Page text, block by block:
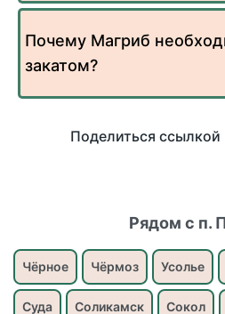
Почему Магриб
закатом?
Поделиться ссылкой
Рядом с п.
Чёрное Чёрмоз Усолье
Суда Соликамск Сокол